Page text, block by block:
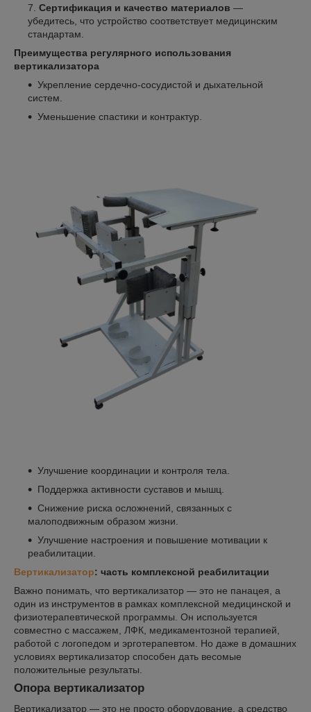
Сертификация и качество материалов —
убедитесь, что устройство соответствует медицинским
стандартам.
Преимущества регулярного использования
вертикализатора
Укрепление сердечно-сосудистой и дыхательной
систем.
Уменьшение спастики и контрактур.
Улучшение координации и контроля тела.
Поддержка активности суставов и мышц.
Снижение риска осложнений, связанных с
малоподвижным образом жизни.
Улучшение настроения и повышение мотивации к
реабилитации.
Вертикализатор: часть комплексной реабилитации
Важно понимать, что вертикализатор — это не панацея, а
один из инструментов в рамках комплексной медицинской и
физиотерапевтической программы. Он используется
совместно с массажем, ЛФК, медикаментозной терапией,
работой с логопедом и эрготерапевтом. Но даже в домашних
условиях вертикализатор способен дать весомые
положительные результаты.
Опора вертикализатор
Вертикализатор — это не просто оборудование, а средство